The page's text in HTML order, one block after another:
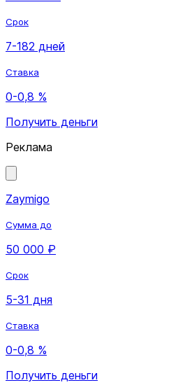
Срок
7-182 дней
Ставка
0-0,8 %
Получить деньги
Реклама
Zaymigo
Сумма до
50 000 ₽
Срок
5-31 дня
Ставка
0-0,8 %
Получить деньги